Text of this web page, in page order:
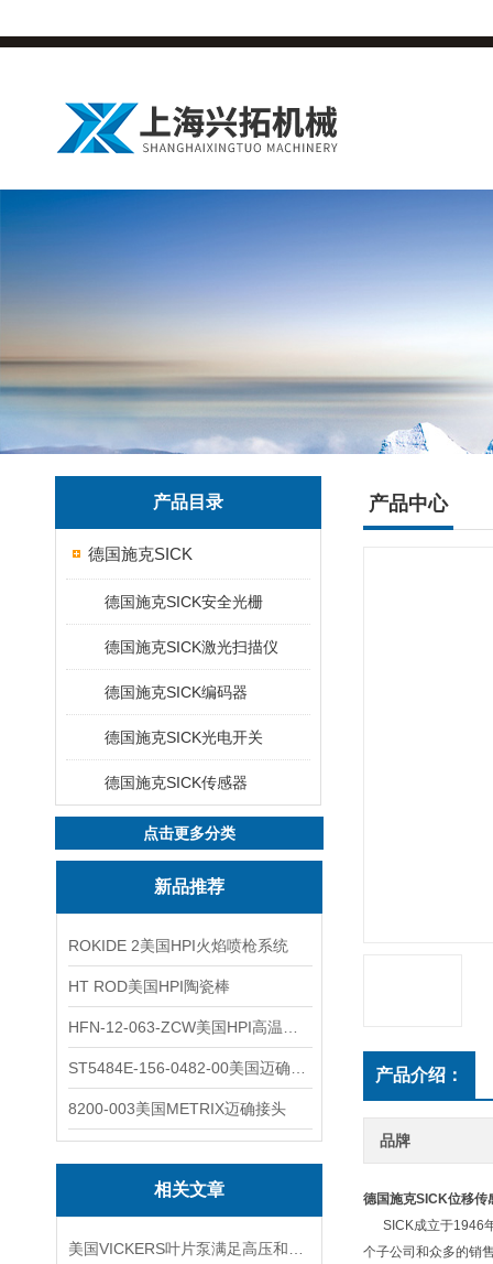
产品目录
德国施克SICK
德国施克SICK安全光栅
德国施克SICK激光扫描仪
德国施克SICK编码器
德国施克SICK光电开关
德国施克SICK传感器
点击更多分类
新品推荐
ROKIDE 2美国HPI火焰喷枪系统
HT ROD美国HPI陶瓷棒
8200-003美国METRIX迈确接头
相关文章
产品中心
产品介绍：
品牌
德国施克SICK位移传
SICK成立于1946年
个子公司和众多的销